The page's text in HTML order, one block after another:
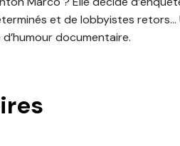
et de lobbyistes retors…
documentaire.